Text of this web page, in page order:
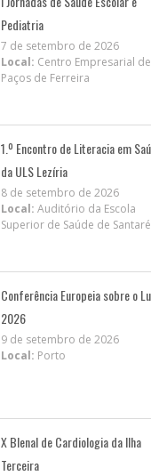
Pediatria
7 de setembro de 2026
Local: Centro Empresarial de
Paços de Ferreira
1.º Encontro de Literacia em
da ULS Lezíria
8 de setembro de 2026
Local: Auditório da Escola
Superior de Saúde de
Conferência Europeia sobre o
2026
9 de setembro de 2026
Local: Porto
X BIenal de Cardiologia da Ilha
Terceira